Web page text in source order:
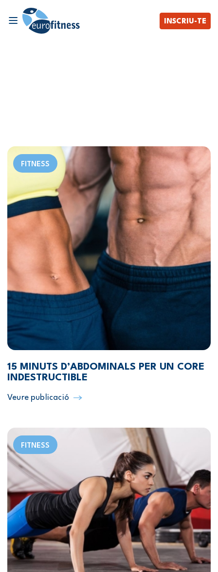
INSCRIU-TE
FITNESS
15 MINUTS D’ABDOMINALS PER UN CORE
INDESTRUCTIBLE
Veure publicació
FITNESS